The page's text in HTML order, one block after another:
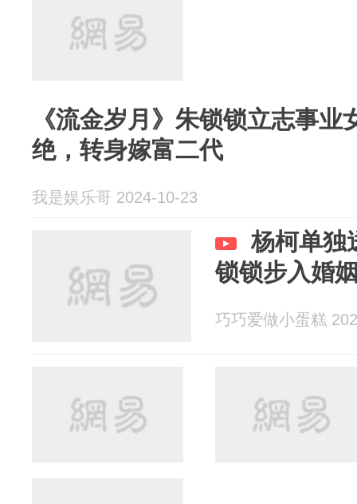
《流金岁月》朱锁锁立志事
绝，转身嫁富二代
我是娱乐哥 2024-10-23
杨柯单独
锁锁步入婚
巧巧爱做小蛋糕